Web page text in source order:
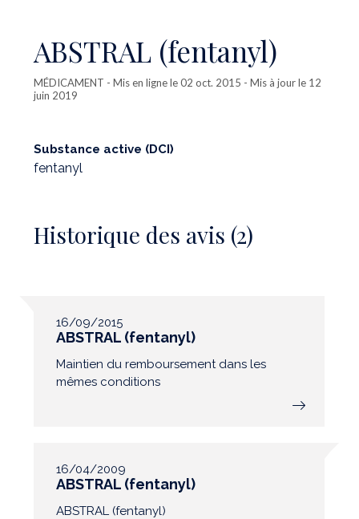
ABSTRAL (fentanyl)
MÉDICAMENT - Mis en ligne le 02 oct. 2015 - Mis à jour le 12
juin 2019
Substance active (DCI)
fentanyl
Historique des avis (2)
16/09/2015
ABSTRAL (fentanyl)
Maintien du remboursement dans les
mêmes conditions
16/04/2009
ABSTRAL (fentanyl)
ABSTRAL (fentanyl)